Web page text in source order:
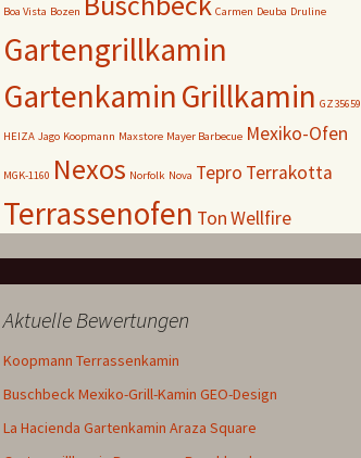
Boa Vista Bozen Carmen Deuba Druline
Gartengrillkamin
GartenkaminGrillkamin GZ35659
HEIZA Jago Koopmann Maxstore Mayer Barbecue Mexiko-Ofen
MGK-1160 Nexos Norfolk Nova Tepro Terrakotta
Terrassenofen TonWellfire
Aktuelle Bewertungen
Koopmann Terrassenkamin
Buschbeck Mexiko-Grill-Kamin GEO-Design
La Hacienda Gartenkamin Araza Square